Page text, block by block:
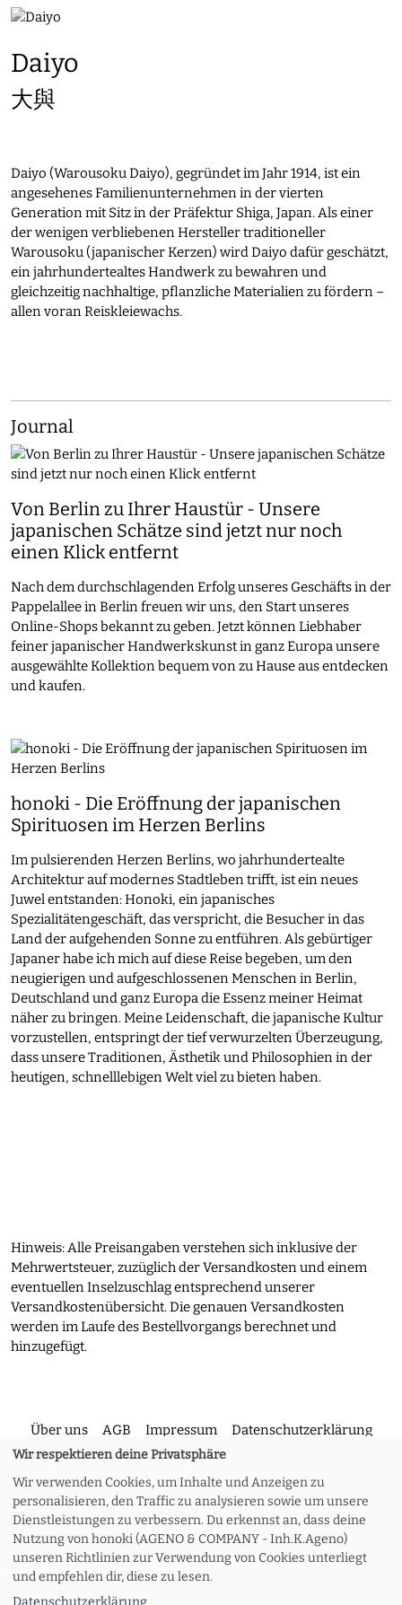
Daiyo
大與
Daiyo (Warousoku Daiyo), gegründet im Jahr 1914, ist ein
angesehenes Familienunternehmen in der vierten
Generation mit Sitz in der Präfektur Shiga, Japan. Als einer
der wenigen verbliebenen Hersteller traditioneller
Warousoku (japanischer Kerzen) wird Daiyo dafür geschätzt,
ein jahrhundertealtes Handwerk zu bewahren und
gleichzeitig nachhaltige, pflanzliche Materialien zu fördern –
allen voran Reiskleiewachs.
Journal
Von Berlin zu Ihrer Haustür - Unsere
japanischen Schätze sind jetzt nur noch
einen Klick entfernt
Nach dem durchschlagenden Erfolg unseres Geschäfts in der
Pappelallee in Berlin freuen wir uns, den Start unseres
Online-Shops bekannt zu geben. Jetzt können Liebhaber
feiner japanischer Handwerkskunst in ganz Europa unsere
ausgewählte Kollektion bequem von zu Hause aus entdecken
und kaufen.
honoki - Die Eröffnung der japanischen
Spirituosen im Herzen Berlins
Im pulsierenden Herzen Berlins, wo jahrhundertealte
Architektur auf modernes Stadtleben trifft, ist ein neues
Juwel entstanden: Honoki, ein japanisches
Spezialitätengeschäft, das verspricht, die Besucher in das
Land der aufgehenden Sonne zu entführen. Als gebürtiger
Japaner habe ich mich auf diese Reise begeben, um den
neugierigen und aufgeschlossenen Menschen in Berlin,
Deutschland und ganz Europa die Essenz meiner Heimat
näher zu bringen. Meine Leidenschaft, die japanische Kultur
vorzustellen, entspringt der tief verwurzelten Überzeugung,
dass unsere Traditionen, Ästhetik und Philosophien in der
heutigen, schnelllebigen Welt viel zu bieten haben.
Hinweis: Alle Preisangaben verstehen sich inklusive der
Mehrwertsteuer, zuzüglich der Versandkosten und einem
eventuellen Inselzuschlag entsprechend unserer
Versandkostenübersicht. Die genauen Versandkosten
werden im Laufe des Bestellvorgangs berechnet und
hinzugefügt.
Über uns AGB Impressum Datenschutzerklärung
Kontakt Versand und Rückgabe Widerruf
Zahlungsoptionen Meine Bestellung
Wir respektieren deine Privatsphäre
Wir verwenden Cookies, um Inhalte und Anzeigen zu
personalisieren, den Traffic zu analysieren sowie um unsere
Dienstleistungen zu verbessern. Du erkennst an, dass deine
Nutzung von honoki (AGENO & COMPANY - Inh.K.Ageno)
unseren Richtlinien zur Verwendung von Cookies unterliegt
und empfehlen dir, diese zu lesen.
Datenschutzerklärung